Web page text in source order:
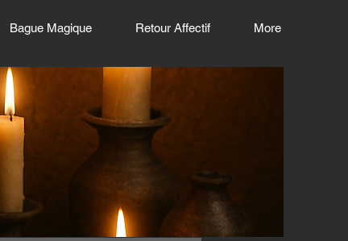
Bague Magique Retour Affectif More